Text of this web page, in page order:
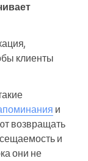
клиенты
и
возвращать
и
они не